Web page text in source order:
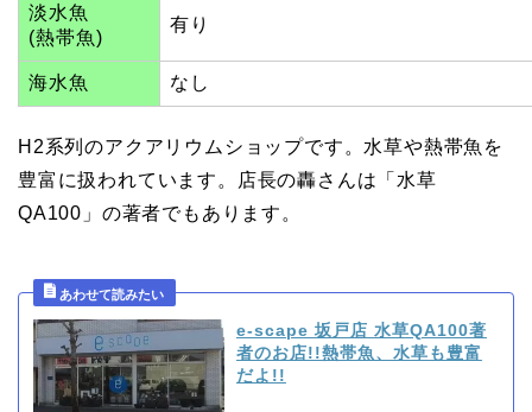
淡水魚
(熱帯魚)
有り
海水魚 なし
H2系列のアクアリウムショップです。水草や熱帯魚を
豊富に扱われています。店長の轟さんは「水草
QA100」の著者でもあります。
e-scape 坂戸店 水草QA100著
者のお店!!熱帯魚、水草も豊富
だよ!!